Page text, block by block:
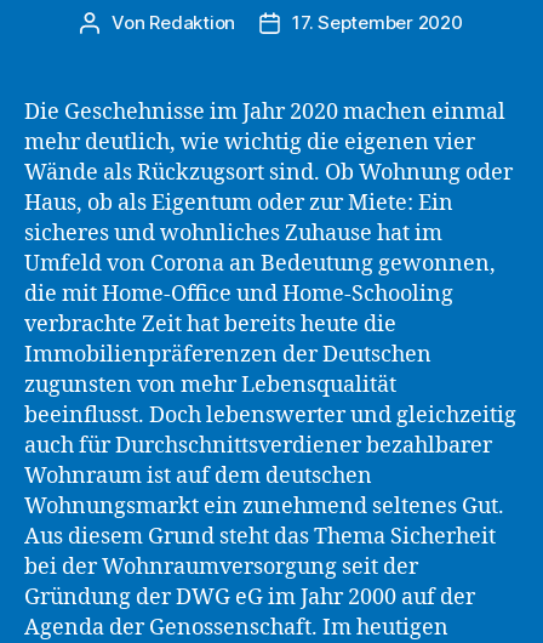
Beitragsautor
Von Redaktion Beitragsdatum
17. September 2020
Die Geschehnisse im Jahr 2020 machen einmal
mehr deutlich, wie wichtig die eigenen vier
Wände als Rückzugsort sind. Ob Wohnung oder
Haus, ob als Eigentum oder zur Miete: Ein
sicheres und wohnliches Zuhause hat im
Umfeld von Corona an Bedeutung gewonnen,
die mit Home-Office und Home-Schooling
verbrachte Zeit hat bereits heute die
Immobilienpräferenzen der Deutschen
zugunsten von mehr Lebensqualität
beeinflusst. Doch lebenswerter und gleichzeitig
auch für Durchschnittsverdiener bezahlbarer
Wohnraum ist auf dem deutschen
Wohnungsmarkt ein zunehmend seltenes Gut.
Aus diesem Grund steht das Thema Sicherheit
bei der Wohnraumversorgung seit der
Gründung der DWG eG im Jahr 2000 auf der
Agenda der Genossenschaft. Im heutigen